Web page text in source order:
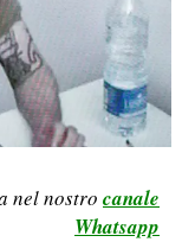
nel nostro canale
Whatsapp